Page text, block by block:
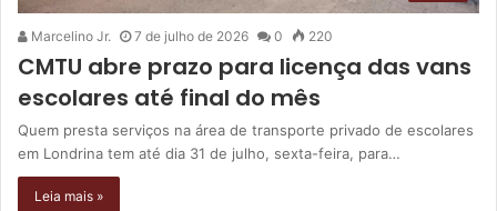
Marcelino Jr. 7 de julho de 2026 0 220
CMTU abre prazo para licença das vans
escolares até final do mês
Quem presta serviços na área de transporte privado de escolares
em Londrina tem até dia 31 de julho, sexta-feira, para…
Leia mais »